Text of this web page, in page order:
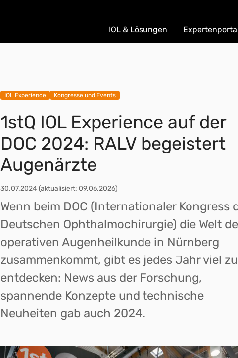
IOL & Lösungen
IOL Experience Kongresse und Events
1stQ IOL Experience auf der
DOC 2024: RALV begeistert
Augenärzte
30.07.2024 (aktualisiert: 09.06.2026)
Wenn beim DOC (Internationaler Kongress
Deutschen Ophthalmochirurgie) die Welt
operativen Augenheilkunde in Nürnberg
zusammenkommt, gibt es jedes Jahr viel zu
entdecken: News aus der Forschung,
spannende Konzepte und technische
Neuheiten gab auch 2024.